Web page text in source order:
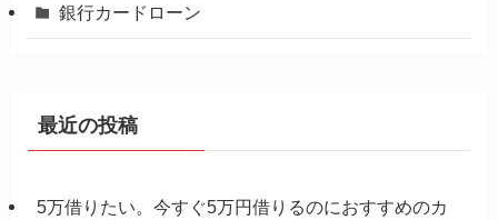
銀行カードローン
最近の投稿
5万借りたい。今すぐ5万円借りるのにおすすめのカ